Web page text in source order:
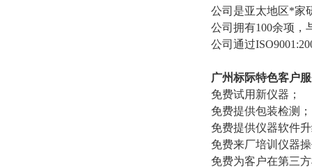
公司是亚太地区*家
公司拥有100余项，
公司通过
广州标际特色客户
免费试用新仪器；
免费提供包装检测；
免费提供仪器软件
免费来厂培训仪器
免费为客户在第三